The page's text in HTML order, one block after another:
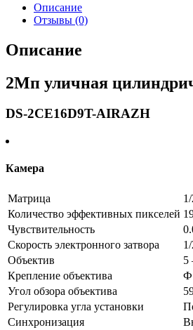
Описание
Отзывы (0)
Описание
2Мп уличная
DS-2CE16D9T-AIRAZH
Камера
Матрица
Количество эффективных пикселей
Чувствительность
Скорость электронного затвора
Объектив
5
Крепление объектива
Угол обзора объектива
Регулировка угла установки
Синхронизация